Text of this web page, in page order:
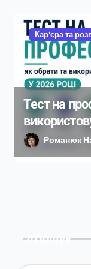
Кар’єра та
Тест на
Романюк
Пошук